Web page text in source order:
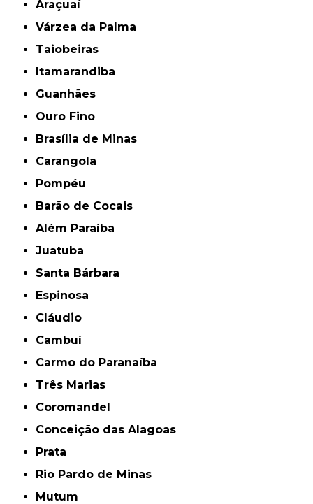
Araçuaí
Várzea da Palma
Taiobeiras
Itamarandiba
Guanhães
Ouro Fino
Brasília de Minas
Carangola
Pompéu
Barão de Cocais
Além Paraíba
Juatuba
Santa Bárbara
Espinosa
Cláudio
Cambuí
Carmo do Paranaíba
Três Marias
Coromandel
Conceição das Alagoas
Prata
Rio Pardo de Minas
Mutum